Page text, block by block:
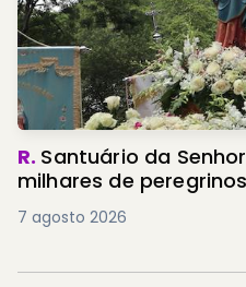
R. Santuário da
milhares de
7 agosto 2026